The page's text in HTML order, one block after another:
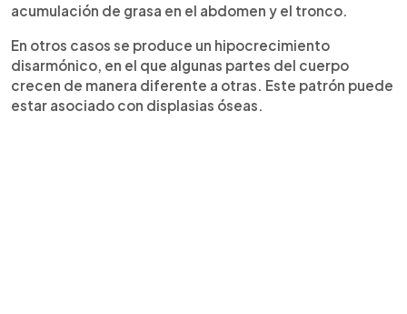
acumulación de grasa en el abdomen y el tronco.
En otros casos se produce un hipocrecimiento
disarmónico, en el que algunas partes del cuerpo
crecen de manera diferente a otras. Este patrón puede
estar asociado con displasias óseas.